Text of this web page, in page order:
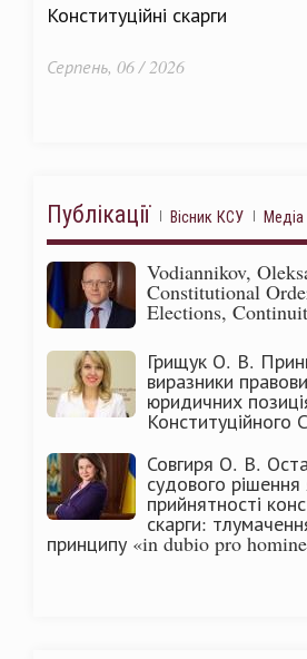
Конституційні скарги
Серпень, 06 / 2026
Публікації Вісник КСУ
Vodiannikov,
Constitutional
Elections,
Грищук О. В.
виразники
юридичних
Конституційного
Совгиря О. В.
судового
прийнятності
скарги:
принципу «in dubio pro